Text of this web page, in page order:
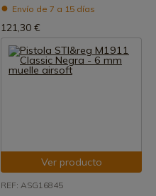
Envío de 7 a 15 días
121,30 €
Ver producto
REF: ASG16845